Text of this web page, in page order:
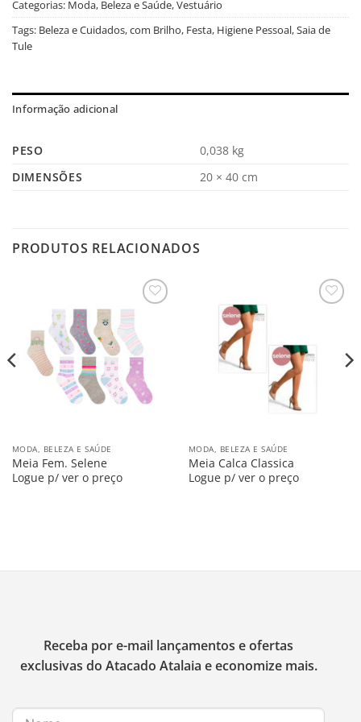
Categorias: Moda, Beleza e Saúde,Vestuário
Tags: Beleza e Cuidados,com Brilho, Festa, Higiene Pessoal,Saia de
Tule
Informação adicional
PESO
0,038 kg
DIMENSÕES
20 × 40 cm
PRODUTOS RELACIONADOS
MODA, BELEZA E SAÚDE
Meia Fem. Selene
Logue p/ ver o preço
MODA, BELEZA E SAÚDE
Meia Calca Classica
Logue p/ ver o preço
Receba por e-mail lançamentos e ofertas
exclusivas do Atacado Atalaia e economize mais.